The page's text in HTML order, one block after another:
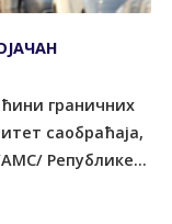
граничних
саобраћаја,
Републике...